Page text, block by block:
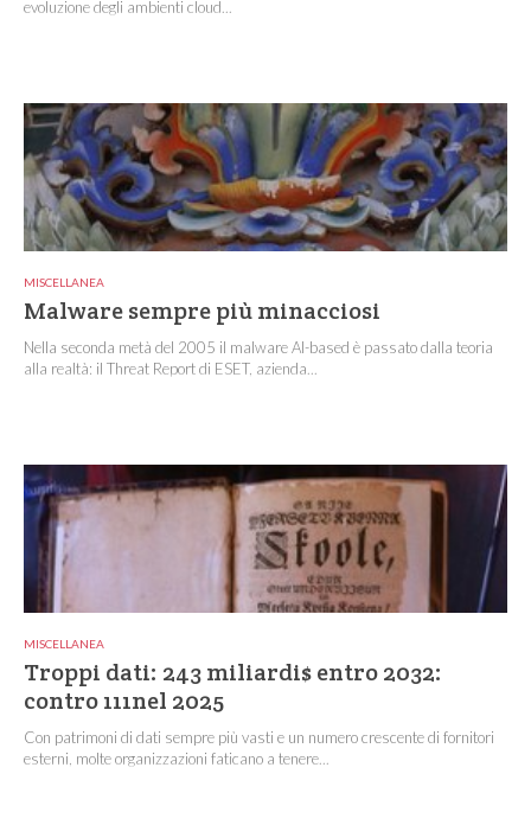
evoluzione degli ambienti cloud...
MISCELLANEA
Malware sempre più minacciosi
Nella seconda metà del 2005 il malware AI-based è passato dalla teoria
alla realtà: il Threat Report di ESET, azienda...
MISCELLANEA
Troppi dati: 243 miliardi$ entro 2032:
contro 111nel 2025
Con patrimoni di dati sempre più vasti e un numero crescente di fornitori
esterni, molte organizzazioni faticano a tenere...